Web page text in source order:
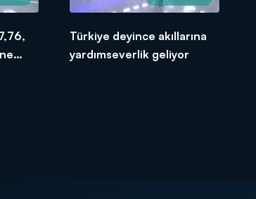
Türkiye deyince akıllarına
yardımseverlik geliyor